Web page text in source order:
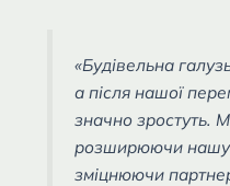
«Будівельна
а після нашої
значно зростуть.
розширюючи нашу
зміцнюючи